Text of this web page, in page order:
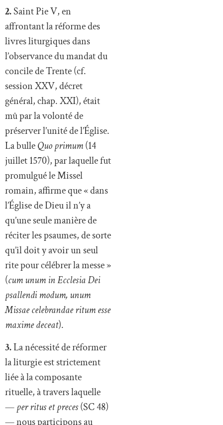
2.Saint Pie V, en
affrontant la réforme des
livres liturgiques dans
l’observance du mandat du
concile de Trente (cf.
session XXV, décret
général, chap. XXI), était
mû par la volonté de
préserver l’unité de l’Église.
La bulleQuo primum(14
juillet 1570), par laquelle fut
promulgué le Missel
romain, affirme que « dans
l’Église de Dieu il n’y a
qu’une seule manière de
réciter les psaumes, de sorte
qu’il doit y avoir un seul
rite pour célébrer la messe »
(cum unum in Ecclesia Dei
psallendi modum, unum
Missae celebrandae ritum esse
maxime deceat).
3.La nécessité de réformer
la liturgie est strictement
liée à la composante
rituelle, à travers laquelle
—per ritus et preces(SC 48)
— nous participons au